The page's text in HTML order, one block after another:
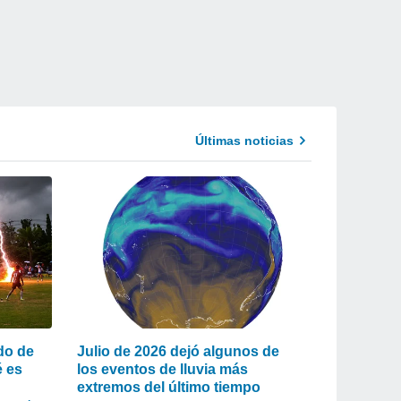
Últimas noticias
de
es
Julio de 2026 dejó algunos de
los eventos de lluvia más
extremos del último tiempo